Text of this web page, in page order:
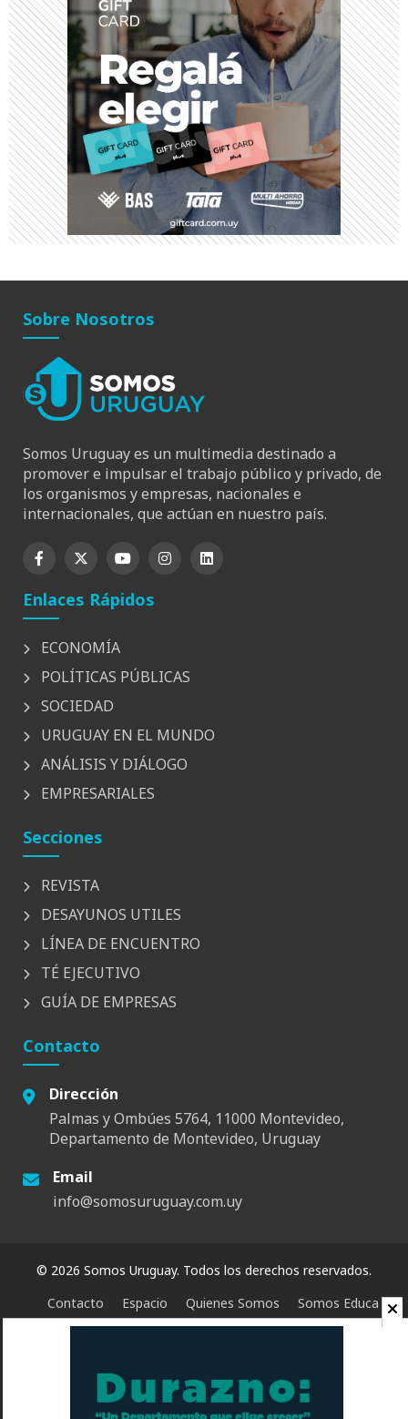
Sobre Nosotros
Somos Uruguay es un multimedia destinado a
promover e impulsar el trabajo público y privado, de
los organismos y empresas, nacionales e
internacionales, que actúan en nuestro país.
Enlaces Rápidos
ECONOMÍA
POLÍTICAS PÚBLICAS
SOCIEDAD
URUGUAY EN EL MUNDO
ANÁLISIS Y DIÁLOGO
EMPRESARIALES
Secciones
REVISTA
DESAYUNOS UTILES
LÍNEA DE ENCUENTRO
TÉ EJECUTIVO
GUÍA DE EMPRESAS
Contacto
Dirección
Palmas y Ombúes 5764, 11000 Montevideo,
Departamento de Montevideo, Uruguay
Email
info@somosuruguay.com.uy
© 2026 Somos Uruguay. Todos los derechos reservados.
Contacto
Espacio Quienes Somos Somos Educa